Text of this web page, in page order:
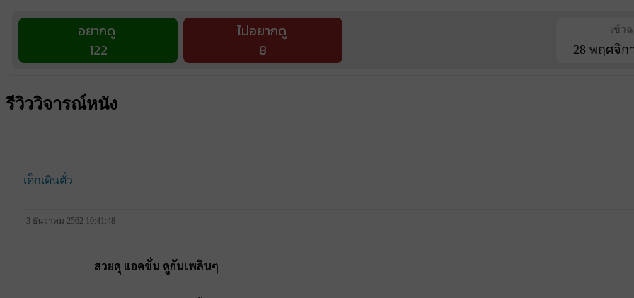
อยากดู
122
ไม่อยากดู
8
เข้า
28 พฤศจิก
รีวิววิจารณ์หนัง
เด็กเดินตั๋ว
3 ธันวาคม 2562 10:41:48
สวยดุ แอคชั่น ดูกันเพลินๆ